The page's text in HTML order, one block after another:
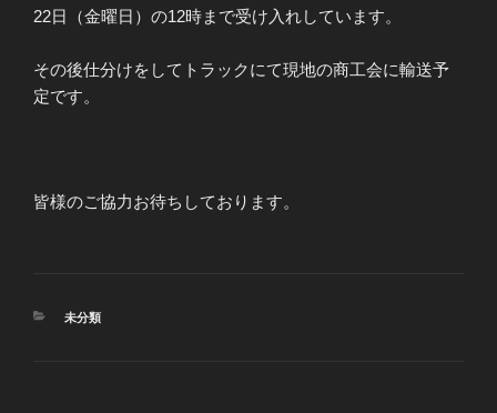
22日（金曜日）の12時まで受け入れしています。
その後仕分けをしてトラックにて現地の商工会に輸送予
定です。
皆様のご協力お待ちしております。
カ
未分類